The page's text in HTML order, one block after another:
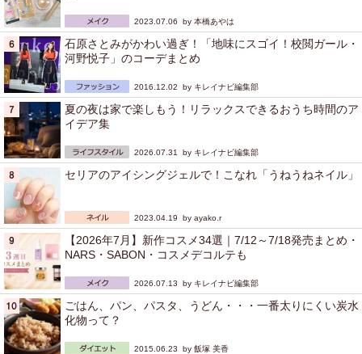
2023.07.06 by 本橋あやは
石原さとみがかわい過ぎ！「地味にスゴイ！校閲ガール・
河野悦子」のコーデまとめ
2016.12.02 by キレイナビ編集部
夏の夜は家で楽しもう！リラックスできるおうち時間のア
イデア集
2026.07.31 by キレイナビ編集部
セリアのアイシングジェルで！こなれ「うねうねネイル」
2023.04.19 by ayako.r
【2026年7月】新作コスメ34選｜7/12～7/18発売まとめ・
NARS・SABON・コスメデコルテも
2026.07.13 by キレイナビ編集部
ごはん、パン、パスタ、うどん・・・一番太りにくい炭水
化物って？
2015.06.23 by 飯塚 美香